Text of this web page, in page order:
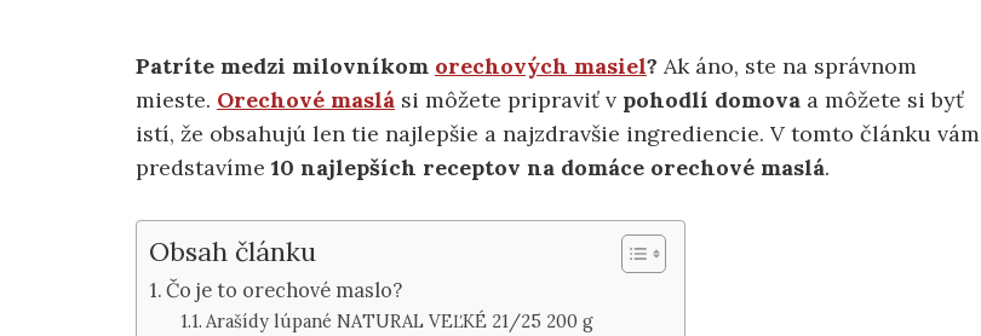
Patríte medzi milovníkom orechových masiel? Ak áno, ste na správnom
mieste. Orechové maslá si môžete pripraviť v pohodlí domova a môžete si byť
istí, že obsahujú len tie najlepšie a najzdravšie ingrediencie. V tomto článku vám
predstavíme 10 najlepších receptov na domáce orechové maslá.
Obsah článku
Čo je to orechové maslo?
Arašídy lúpané NATURAL VEĽKÉ 21/25 200 g